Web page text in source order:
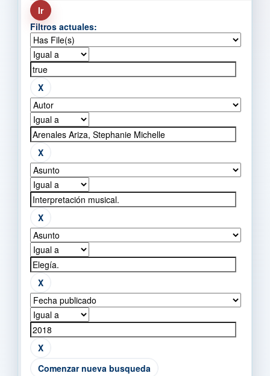
Filtros actuales:
Comenzar nueva busqueda